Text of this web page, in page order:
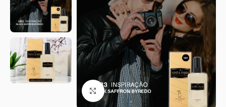
Clique para ampliar